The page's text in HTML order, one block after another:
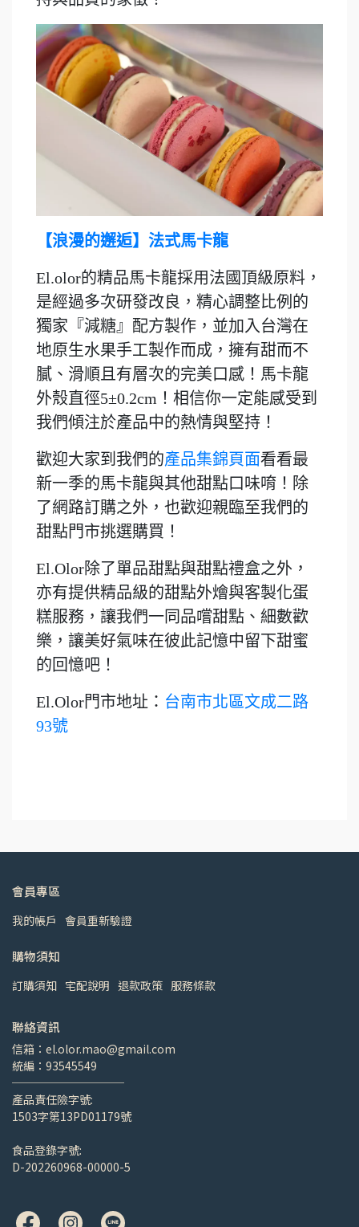
【浪漫的邂逅】法式馬卡龍
El.olor的精品馬卡龍採用法國頂級原料，
是經過多次研發改良，精心調整比例的
獨家『減糖』配方製作，並加入台灣在
地原生水果手工製作而成，擁有甜而不
膩、滑順且有層次的完美口感！馬卡龍
外殼直徑5±0.2cm！相信你一定能感受到
我們傾注於產品中的熱情與堅持！
歡迎大家到我們的產品集錦頁面看看最
新一季的馬卡龍與其他甜點口味唷！除
了網路訂購之外，也歡迎親臨至我們的
甜點門市挑選購買！
El.Olor除了單品甜點與甜點禮盒之外，
亦有提供精品級的甜點外燴與客製化蛋
糕服務，讓我們一同品嚐甜點、細數歡
樂，讓美好氣味在彼此記憶中留下甜蜜
的回憶吧！
El.Olor門市地址： 台南市北區文成二路
93號
會員專區
我的帳戶 會員重新驗證
購物須知
訂購須知 宅配說明 退款政策 服務條款
聯絡資訊
信箱：el.olor.mao@gmail.com
統編：93545549
──────────
產品責任險字號:
1503字第13PD01179號
食品登錄字號:
D-202260968-00000-5